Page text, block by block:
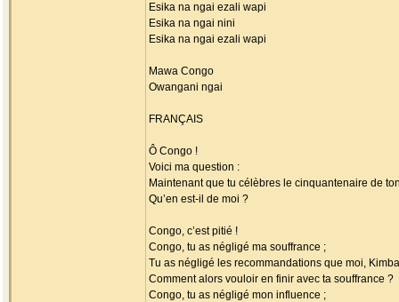
Esika na ngai ezali wapi
Esika na ngai nini
Esika na ngai ezali wapi
Mawa Congo
Owangani ngai
FRANÇAIS
Ô Congo !
Voici ma question :
Maintenant que tu célèbres le cinquantenaire de
Qu’en est-il de moi ?
Congo, c’est pitié !
Congo, tu as négligé ma souffrance ;
Tu as négligé les recommandations que moi,
Comment alors vouloir en finir avec ta souffrance ?
Congo, tu as négligé mon influence ;